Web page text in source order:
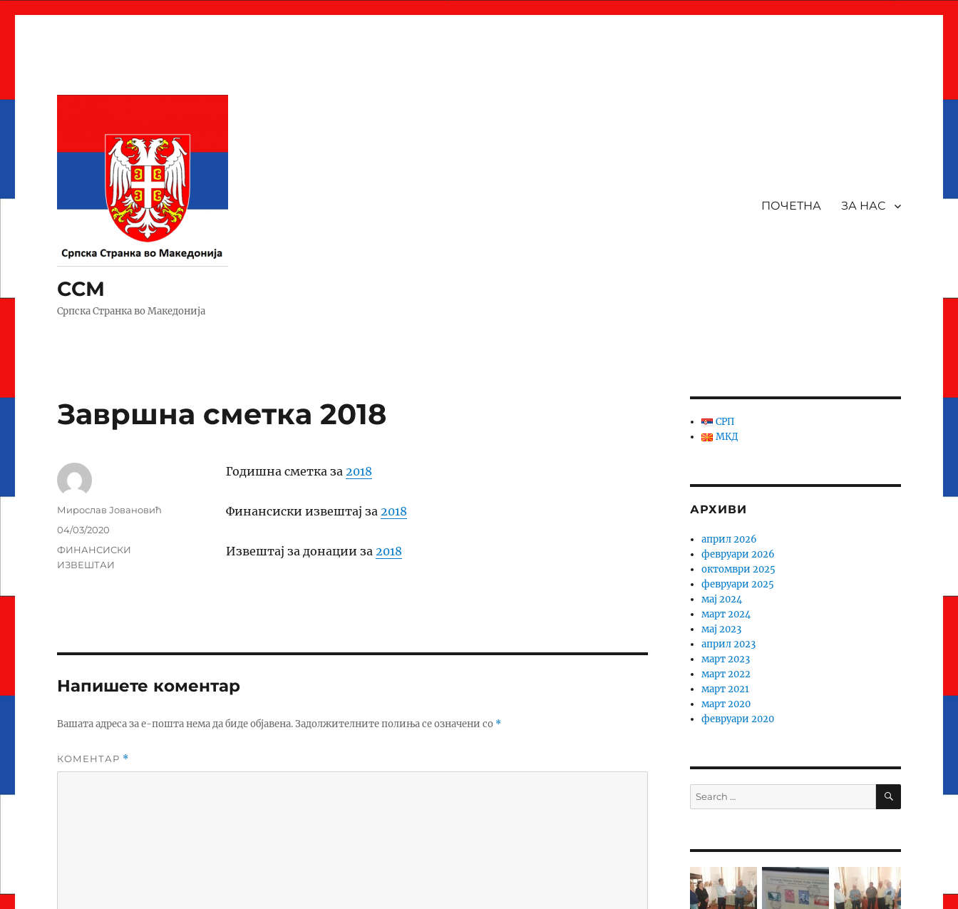
ССМ
Српска Странка во Македонија
ПОЧЕТНА ЗА НАС
Завршна сметка 2018
Годишна сметка за 2018
Финансиски извештај за 2018
Извештај за донации за 2018
Author
Мирослав Јовановић
Posted
on
04/03/2020
Categories
ФИНАНСИСКИ
ИЗВЕШТАИ
Напишете коментар
Вашата адреса за е-пошта нема да биде објавена. Задолжителните полиња се означени со *
КОМЕНТАР *
СРП
МКД
АРХИВИ
април 2026
февруари 2026
октомври 2025
февруари 2025
мај 2024
март 2024
мај 2023
април 2023
март 2023
март 2022
март 2021
март 2020
февруари 2020
Search
for:
SEARCH